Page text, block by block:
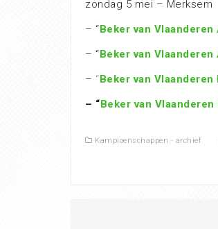
zondag 5 mei – Merksem
– “Beker van
– “Beker van
– “Beker van
– “Beker van
Kampioenschappen - archief